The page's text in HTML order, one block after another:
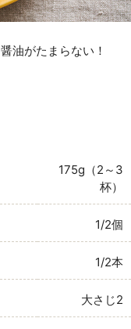
油がたまらない！
175g（2～3
杯）
1/2個
1/2本
大さじ2